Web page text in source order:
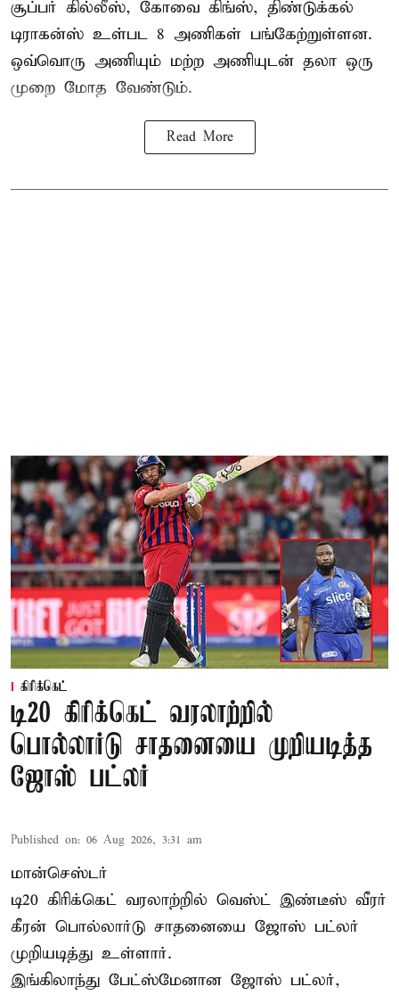
சூப்பர் கில்லீஸ், கோவை கிங்ஸ், திண்டுக்கல்
டிராகன்ஸ் உள்பட 8 அணிகள் பங்கேற்றுள்ளன.
ஒவ்வொரு அணியும் மற்ற அணியுடன் தலா ஒரு
முறை மோத வேண்டும்.
Read More
கிரிக்கெட்
டி20 கிரிக்கெட் வரலாற்றில்
பொல்லார்டு சாதனையை முறியடித்த
ஜோஸ் பட்லர்
Published on: 06 Aug 2026, 3:31 am
மான்செஸ்டர்
டி20 கிரிக்கெட் வரலாற்றில் வெஸ்ட் இண்டீஸ் வீரர்
கீரன் பொல்லார்டு சாதனையை ஜோஸ் பட்லர்
முறியடித்து உள்ளார்.
இங்கிலாந்து பேட்ஸ்மேனான ஜோஸ் பட்லர்,